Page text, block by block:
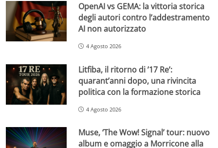
OpenAI vs GEMA: la vittoria storica
degli autori contro l’addestramento
AI non autorizzato
4 Agosto 2026
Litfiba, il ritorno di ’17 Re’:
quarant’anni dopo, una rivincita
politica con la formazione storica
4 Agosto 2026
Muse, ‘The Wow! Signal’ tour: nuovo
album e omaggio a Morricone alla